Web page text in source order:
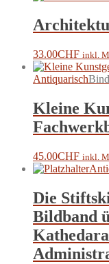
33.00CHF inkl.
Antiquarisch
Kleine
45.00CHF inkl.
Die
Bildband